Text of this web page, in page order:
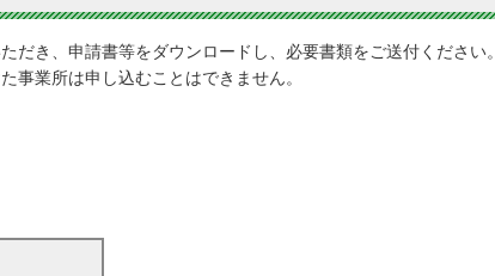
だき、申請書等をダウンロードし、必要書類をご送付ください。
事業所は申し込むことはできません。